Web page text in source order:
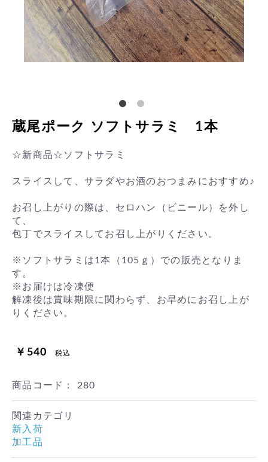
蔵尾ポーク ソフトサラミ 1本
☆新商品☆ソフトサラミ
スライスして、サラダやお酒のおつまみにおすすめ♪
お召し上がりの際は、セロハン（ビニール）を外し
て、
包丁でスライスしてお召し上がりください。
※ソフトサラミは1本（105ｇ）での販売となりま
す。
※お届けは冷凍便
解凍後は賞味期限に関わらず、お早めにお召し上が
りください。
￥540 税込
商品コード： 280
関連カテゴリ
新入荷
加工品